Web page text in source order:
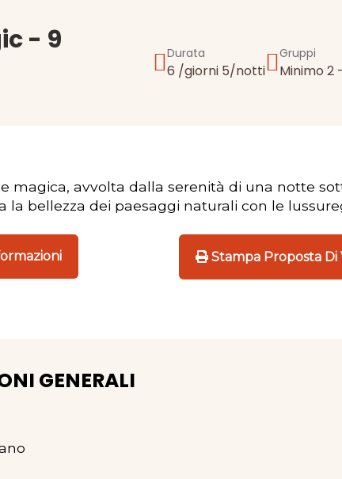
- 9
Durata
6 /giorni 5/notti
Gruppi
Minimo 2
e magica, avvolta dalla serenità di una notte
la bellezza dei paesaggi naturali con le
Stampa Proposta Di
GENERALI